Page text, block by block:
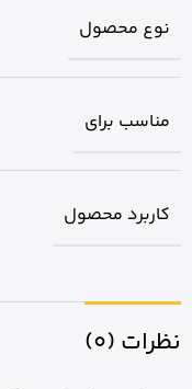
نوع محصول
مناسب برای
کاربرد محصول
نظرات (0)